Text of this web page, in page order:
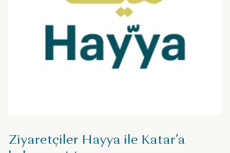
Ziyaretçiler Hayya ile Katar’a